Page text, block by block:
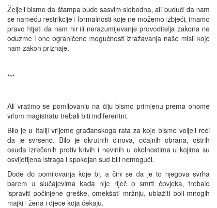
Željeli bismo da štampa bude sasvim slobodna, ali budući da nam
se nameću restrikcije i formalnosti koje ne možemo izbjeći, imamo
pravo htjeti da nam hir ili nerazumijevanje provoditelja zakona ne
oduzme i one ograničene mogućnosti izražavanja naše misli koje
nam zakon priznaje.
***
Ali vratimo se pomilovanju na čiju bismo primjenu prema onome
vrlom magistratu trebali biti indiferentni.
Bilo je u Italiji vrijeme građanskoga rata za koje bismo voljeli reći
da je svršeno. Bilo je okrutnih činova, očajnih obrana, oštrih
osuda izrečenih protiv krivih i nevinih u okolnostima u kojima su
osvijetljena istraga i spokojan sud bili nemogući.
Dođe do pomilovanja koje bi, a čini se da je to njegova svrha
barem u slučajevima kada nije riječ o smrti čovjeka, trebalo
ispraviti počinjene greške, omekšati mržnju, ublažiti boli mnogih
majki i žena i djece koja čekaju.